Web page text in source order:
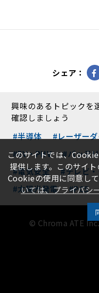
シェア：
興味のあるトピックを
確認しましょう
#半導体
#レーザー
#EV・PHV
#バッテ
#電気安全
#テレビ
#太陽光発電
#PCS
© Chroma ATE
このサイトでは、
提供します。このサイ
Cookieの使用に同意し
いては、プライバシ